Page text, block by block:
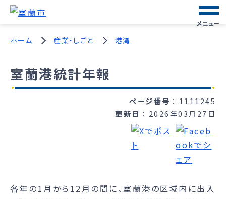
メニュー
ホーム 産業・しごと 港湾
室蘭港統計年報
ページ番号
1111245
更新日
2026年03月27日
各年の1月から12月の間に、室蘭港の区域内に出入